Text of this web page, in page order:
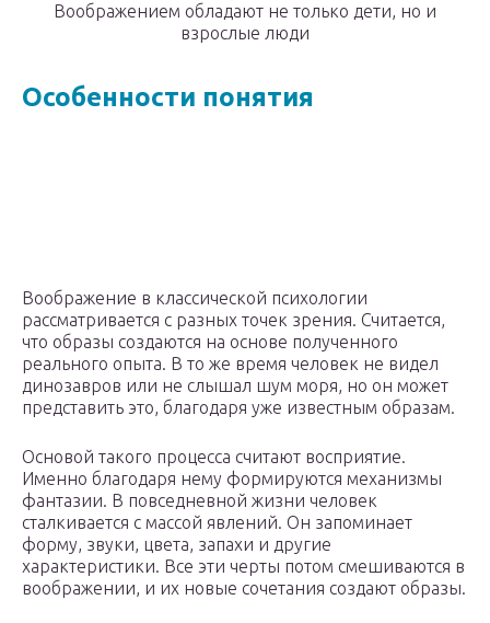
Воображением обладают не только дети, но и
взрослые люди
Особенности понятия
Воображение в классической психологии
рассматривается с разных точек зрения. Считается,
что образы создаются на основе полученного
реального опыта. В то же время человек не видел
динозавров или не слышал шум моря, но он может
представить это, благодаря уже известным образам.
Основой такого процесса считают восприятие.
Именно благодаря нему формируются механизмы
фантазии. В повседневной жизни человек
сталкивается с массой явлений. Он запоминает
форму, звуки, цвета, запахи и другие
характеристики. Все эти черты потом смешиваются в
воображении, и их новые сочетания создают образы.